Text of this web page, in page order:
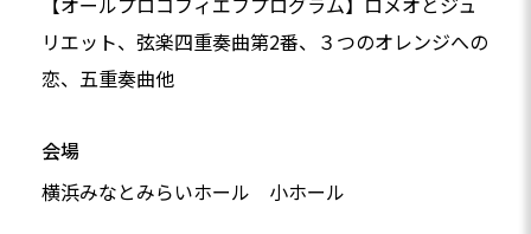
リエット、弦楽四重奏曲第2番、３つのオレンジへの
恋、五重奏曲他
会場
横浜みなとみらいホール 小ホール